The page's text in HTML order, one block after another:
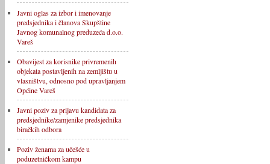
Javni oglas za izbor i imenovanje
predsjednika i članova Skupštine
Javnog komunalnog preduzeća d.o.o.
Vareš
Obavijest za korisnike privremenih
objekata postavljenih na zemljištu u
vlasništvu, odnosno pod upravljanjem
Općine Vareš
Javni poziv za prijavu kandidata za
predsjednike/zamjenike predsjednika
biračkih odbora
Poziv ženama za učešće u
poduzetničkom kampu